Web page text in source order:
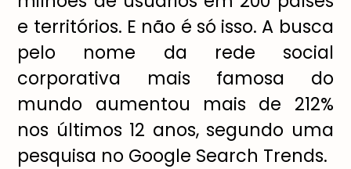
e territórios. E não é só isso. A busca
pelo nome da rede social
corporativa mais famosa do
mundo aumentou mais de 212%
nos últimos 12 anos, segundo uma
pesquisa no Google Search Trends.